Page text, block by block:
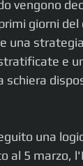
vengono
giorni
una
e
una
5 marzo,